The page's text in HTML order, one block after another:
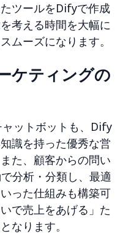
ツールをDifyで作成
考える時間を大幅に
ムーズになります。
ケティングの
ットボットも、Dify
識を持った優秀な営
た、顧客からの問い
分析・分類し、最適
った仕組みも構築可
で売上をあげる」た
なります。